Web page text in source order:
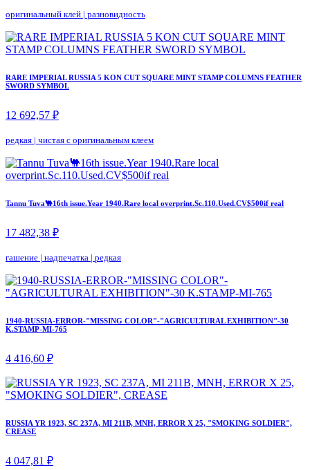
оригинальный клей | разновидность
RARE IMPERIAL RUSSIA 5 KON CUT SQUARE MINT STAMP COLUMNS FEATHER
SWORD SYMBOL
12 692,57 ₽
редкая | чистая с оригинальным клеем
Tannu Tuva🐫16th issue.Year 1940.Rare local overprint.Sc.110.Used.CV$500if real
17 482,38 ₽
гашение | надпечатка | редкая
1940-RUSSIA-ERROR-"MISSING COLOR"-"AGRICULTURAL EXHIBITION"-30
K.STAMP-MI-765
4 416,60 ₽
RUSSIA YR 1923, SC 237A, MI 211B, MNH, ERROR X 25, "SMOKING SOLDIER",
CREASE
4 047,81 ₽